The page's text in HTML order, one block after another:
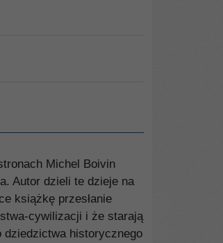
Michel Boivin
Autor dzieli te dzieje na
książkę przesłanie
cywilizacji i że starają
dziedzictwa historycznego